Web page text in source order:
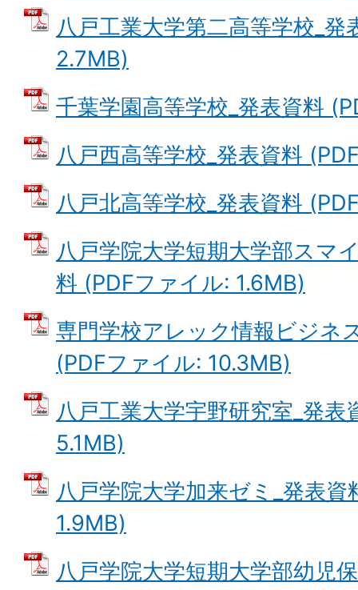
八戸工業大学第二高等学校_
2.7MB)
千葉学園高等学校_発表資料
八戸西高等学校_発表資料
八戸北高等学校_発表資料
八戸学院大学短期大学部スマ
料 (PDFファイル: 1.6MB)
専門学校アレック情報ビジネ
(PDFファイル: 10.3MB)
八戸工業大学宇野研究室_発
5.1MB)
八戸学院大学加来ゼミ_発表
1.9MB)
八戸学院大学短期大学部幼児